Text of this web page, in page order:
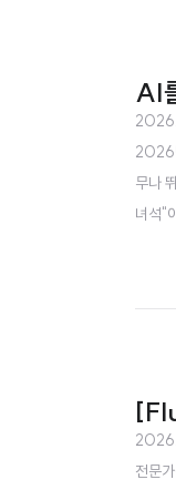
AI
2026
무나
녀석"
전문